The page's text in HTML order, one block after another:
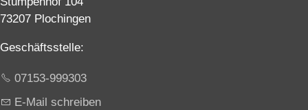
73207 Plochingen
Geschäftsstelle:
07153-999303
E-Mail schreiben